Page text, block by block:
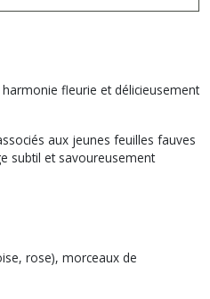
fleurie et délicieusement
aux jeunes feuilles fauves
subtil et savoureusement
rose), morceaux de